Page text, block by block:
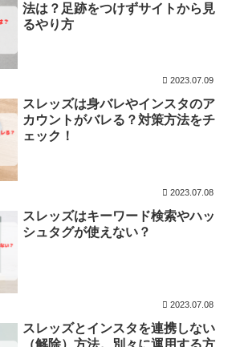
法は？足跡をつけずサイトから見
るやり方
2023.07.09
スレッズは身バレやインスタのア
カウントがバレる？対策方法をチ
ェック！
2023.07.08
スレッズはキーワード検索やハッ
シュタグが使えない？
2023.07.08
スレッズとインスタを連携しない
（解除）方法。別々に運用する方